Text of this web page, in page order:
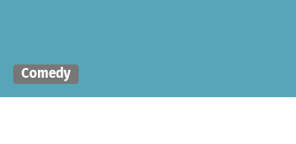
Comedy